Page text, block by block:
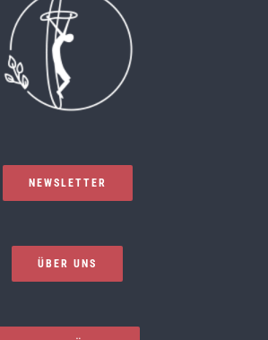
NEWSLETTER
ÜBER UNS